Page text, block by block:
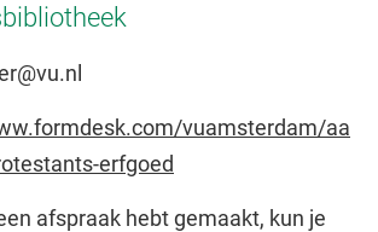
vuamsterdam/aa
erfgoed
afspraak hebt gemaakt, kun je